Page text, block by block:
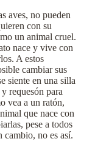
aves, no pueden
con su
un animal cruel.
nace y vive con
A estos
cambiar sus
siente en una silla
requesón para
vea a un ratón,
que nace con
pese a todos
cambio, no es así.